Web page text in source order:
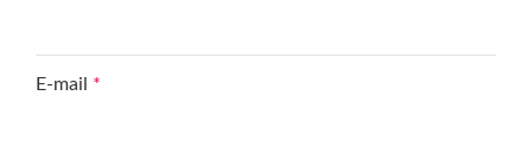
E-mail *